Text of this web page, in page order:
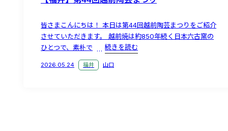
皆さまこんにちは！ 本日は第44回越前陶芸まつりをご紹介
させていただきます。 越前焼は約850年続く日本六古窯の
ひとつで、素朴で
続きを読む
2026.05.24 福井 山口